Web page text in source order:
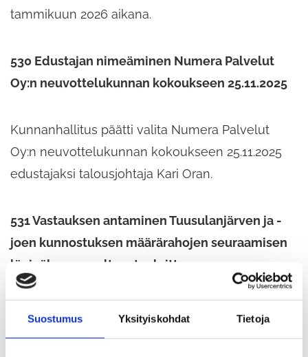
Suostumus Yksityiskohdat Tietoja
tammikuun 2026 aikana.
530 Edustajan nimeäminen Numera Palvelut
Oy:n neuvottelukunnan kokoukseen 25.11.2025
Kunnanhallitus päätti valita Numera Palvelut
Oy:n neuvottelukunnan kokoukseen 25.11.2025
edustajaksi talousjohtaja Kari Oran.
531 Vastauksen antaminen Tuusulanjärven ja -
joen kunnostuksen määrärahojen seuraamisen
läpinäkyvyys valtuustoaloitteeseen
Kunnanhallitus päätti ehdottaa valtuustolle, että